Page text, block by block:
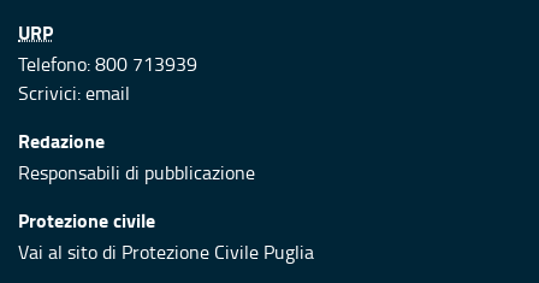
URP
Telefono: 800 713939
Scrivici:email
Redazione
Responsabili di pubblicazione
Protezione civile
Vai al sito di Protezione Civile Puglia